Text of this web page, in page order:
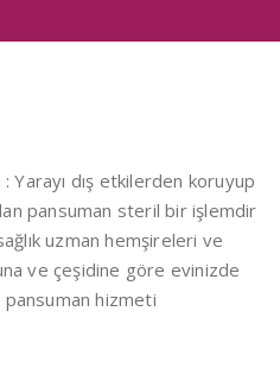
Yarayı dış etkilerden koruyup
pansuman steril bir işlemdir
uzman hemşireleri ve
ve çeşidine göre evinizde
hizmeti